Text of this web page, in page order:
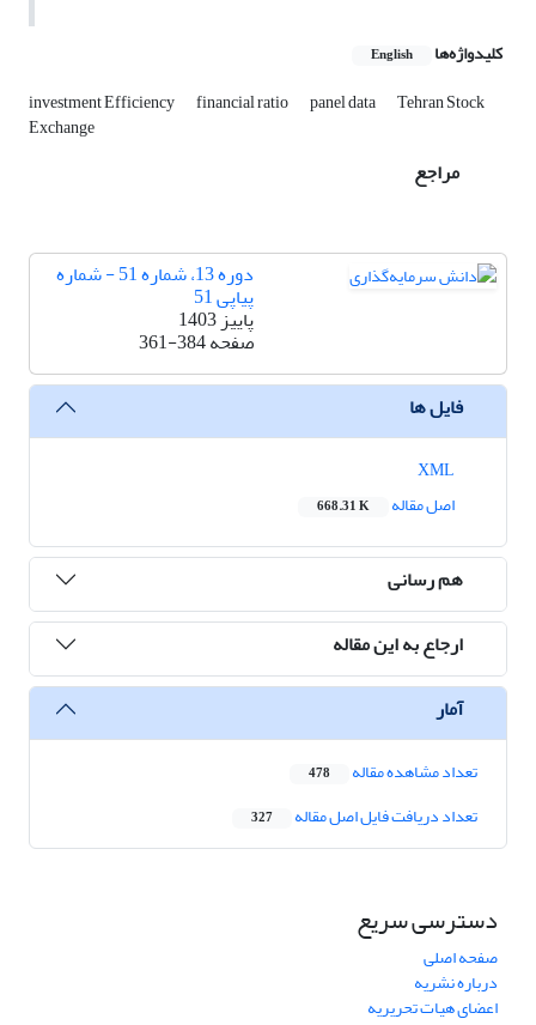
کلیدواژه‌ها English
investment Efficiency financial ratio panel data Tehran Stock
Exchange
مراجع
دوره 13، شماره 51 - شماره
پیاپی 51
پاییز 1403
صفحه361-384
فایل ها
اصل مقاله
668.31 K
هم رسانی
ارجاع به این مقاله
آمار
تعداد مشاهده مقاله 478
تعداد دریافت فایل اصل مقاله 327
دسترسی سریع
صفحه اصلی
درباره نشریه
اعضای هیات تحریریه